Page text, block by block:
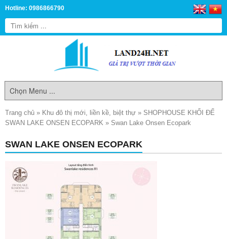
Hotline: 0986866790
Trang chủ » Khu đô thị mới, liền kề, biệt thự » SHOPHOUSE KHỐI ĐẾ
SWAN LAKE ONSEN ECOPARK » Swan Lake Onsen Ecopark
SWAN LAKE ONSEN ECOPARK